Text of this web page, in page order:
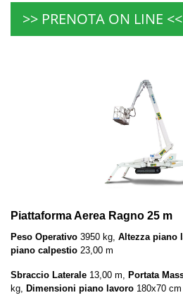
>> PRENOTA ON LINE <<
Piattaforma Aerea Ragno 25 m
Peso Operativo 3950 kg, Altezza piano
piano calpestio 23,00 m
Sbraccio Laterale 13,00 m, Portata
kg, Dimensioni piano lavoro 180x70 cm